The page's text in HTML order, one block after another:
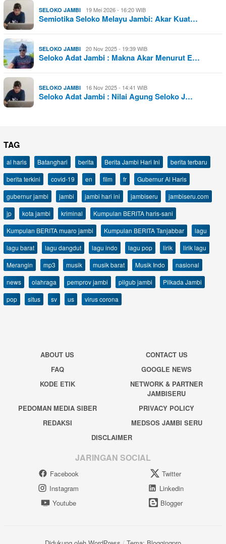
SELOKO JAMBI 19 Mei 2026 - 16:20 WIB
Semiotika Seloko Melayu Jambi: Akar Kuat…
SELOKO JAMBI 20 Nov 2025 - 19:39 WIB
Seloko Adat Jambi : Makna Akar Menurut E…
SELOKO JAMBI 16 Nov 2025 - 14:41 WIB
Seloko Adat Jambi : Nilai Agung Seloko J…
TAG
al haris Batanghari berita Berita Jambi Hari Ini
berita terbaru
berita terkini
covid-19 en film fr
Gubernur Al Haris
gubernur jambi
jambi jambi hari ini jambiseru
jambiseru.com
jp
kota jambi kriminal
Kumpulan BERITA haris-sani
Kumpulan BERITA muaro jambi
Kumpulan BERITA Tanjabbar
lagu
lagu barat
lagu dangdut lagu indo lagu pop lirik
lirik lagu
Merangin
mp3 musik musik barat Musik Indo
nasional
news
olahraga pemprov jambi pilgub jambi
Pilkada Jambi
pop
situs sv us virus corona
ABOUT US
CONTACT US
FAQ
GOOGLE NEWS
KODE ETIK
NETWORK & PARTNER
JAMBISERU
PEDOMAN MEDIA SIBER
PRIVACY POLICY
REDAKSI
MEDSOS JAMBI SERU
DISCLAIMER
JARINGAN SOCIAL
Facebook
Twitter
Instagram
Linkedin
Youtube
Blogger